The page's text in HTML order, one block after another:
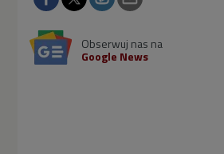
Obserwuj nas na
Google News